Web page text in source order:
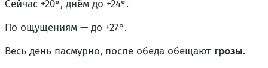
Сейчас +20°, днём до +24°.
По ощущениям — до +27°.
Весь день пасмурно, после обеда обещают грозы.